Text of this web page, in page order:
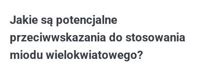
Jakie są potencjalne
przeciwwskazania do stosowania
miodu wielokwiatowego?